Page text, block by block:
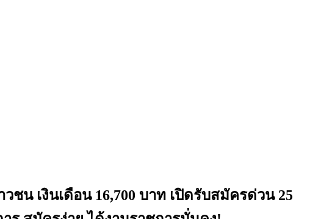
น เงินเดือน 16,700 บาท เปิดรับสมัครด่วน 25